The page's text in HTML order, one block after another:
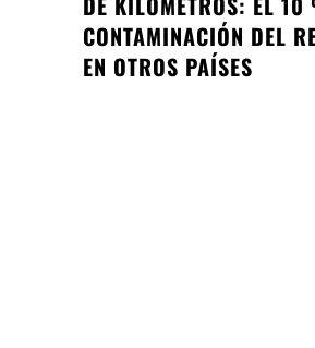
CONTAMINACIÓN DEL
EN OTROS PAÍSES